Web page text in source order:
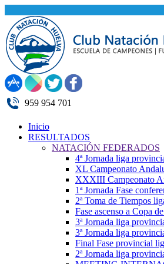
959 954 701
Inicio
RESULTADOS
NATACIÓN FEDERADOS
4ª Jornada liga
XL Campeonato
XXXIII Campeonato
1ª Jornada Fase
2ª Toma de Tiempos
Fase ascenso a Copa
3ª Jornada liga
3ª Jornada liga
Final Fase provincial
2ª Jornada liga